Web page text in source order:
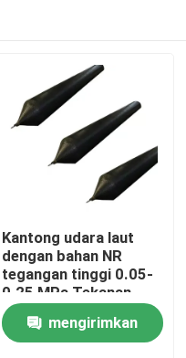
Kantong udara laut
dengan bahan NR
tegangan tinggi 0.05-
0.25 MPa Tekanan
kerja dan umur 20+
tahun untuk
peluncuran kapal
mengirimkan